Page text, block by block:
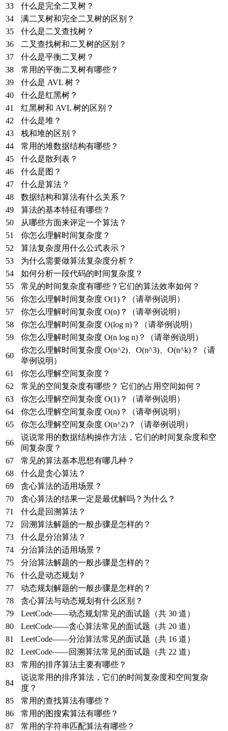
33
什么是完全二叉树？
34
满二叉树和完全二叉树的区别？
35
什么是二叉查找树？
36
二叉查找树和二叉树的区别？
37
什么是平衡二叉树？
38
常用的平衡二叉树有哪些？
39
什么是 AVL 树？
40
什么是红黑树？
41
红黑树和 AVL 树的区别？
42
什么是堆？
43
栈和堆的区别？
44
常用的堆数据结构有哪些？
45
什么是散列表？
46
什么是图？
47
什么是算法？
48
数据结构和算法有什么关系？
49
算法的基本特征有哪些？
50
从哪些方面来评定一个算法？
51
你怎么理解时间复杂度？
52
算法复杂度用什么公式表示？
53
为什么需要做算法复杂度分析？
54
如何分析一段代码的时间复杂度？
55
常见的时间复杂度有哪些？它们的算法效率如何？
56
你怎么理解时间复杂度 O(1)？（请举例说明）
57
你怎么理解时间复杂度 O(n)？（请举例说明）
58
你怎么理解时间复杂度 O(log n)？（请举例说明）
59
你怎么理解时间复杂度 O(n log n)？（请举例说明）
60
你怎么理解时间复杂度 O(n^2)、O(n^3)、O(n^k)？（请
举例说明）
61
你怎么理解空间复杂度？
62
常见的空间复杂度有哪些？ 它们的占用空间如何？
63
你怎么理解空间复杂度 O(1)？（请举例说明）
64
你怎么理解空间复杂度 O(n)？（请举例说明）
65
你怎么理解空间复杂度 O(n^2)？（请举例说明）
66
说说常用的数据结构操作方法，它们的时间复杂度和空
间复杂度？
67
常见的算法基本思想有哪几种？
68
什么是贪心算法？
69
贪心算法的适用场景？
70
贪心算法的结果一定是最优解吗？为什么？
71
什么是回溯算法？
72
回溯算法解题的一般步骤是怎样的？
73
什么是分治算法？
74
分治算法的适用场景？
75
分治算法解题的一般步骤是怎样的？
76
什么是动态规划？
77
动态规划解题的一般步骤是怎样的？
78
贪心算法与动态规划有什么区别？
79
LeetCode——动态规划常见的面试题（共 30 道）
80
LeetCode——贪心算法常见的面试题（共 20 道）
81
LeetCode——分治算法常见的面试题（共 16 道）
82
LeetCode——回溯算法常见的面试题（共 22 道）
83
常用的排序算法主要有哪些？
84
说说常用的排序算法，它们的时间复杂度和空间复杂
度？
85
常用的查找算法有哪些？
86
常用的图搜索算法有哪些？
87
常用的字符串匹配算法有哪些？